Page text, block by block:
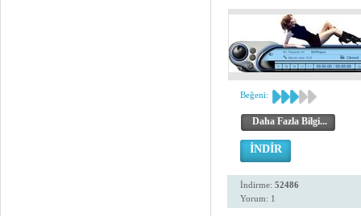
Beğeni:
Daha Fazla Bilgi...
İNDİR
İndirme: 52486
Yorum: 1